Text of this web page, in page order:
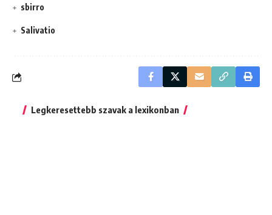
sbirro
Salivatio
Legkeresettebb szavak a lexikonban